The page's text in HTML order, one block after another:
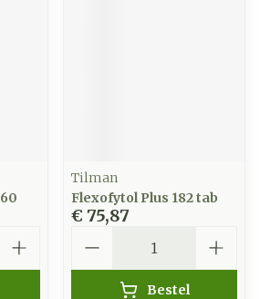
Tilman
Flexofytol Plus 182 tab
€ 75,87
Bestel